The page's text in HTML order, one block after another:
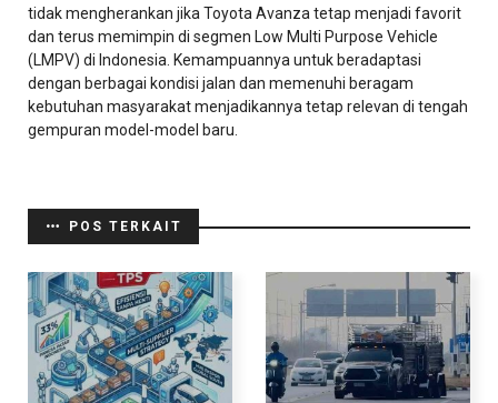
tidak mengherankan jika Toyota Avanza tetap menjadi favorit
dan terus memimpin di segmen Low Multi Purpose Vehicle
(LMPV) di Indonesia. Kemampuannya untuk beradaptasi
dengan berbagai kondisi jalan dan memenuhi beragam
kebutuhan masyarakat menjadikannya tetap relevan di tengah
gempuran model-model baru.
POS TERKAIT